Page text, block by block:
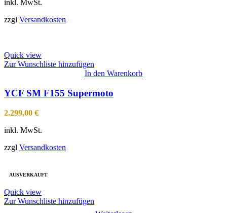
inkl. MwSt.
zzgl Versandkosten
Quick view
Zur Wunschliste hinzufügen
In den Warenkorb
YCF SM F155 Supermoto
2.299,00 €
inkl. MwSt.
zzgl Versandkosten
AUSVERKAUFT
Quick view
Zur Wunschliste hinzufügen